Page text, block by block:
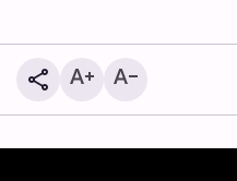
علی الخطیب: دولت لبنان